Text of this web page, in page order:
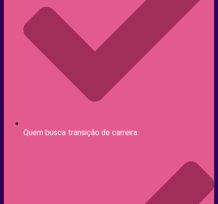
Quem busca transição de carreira